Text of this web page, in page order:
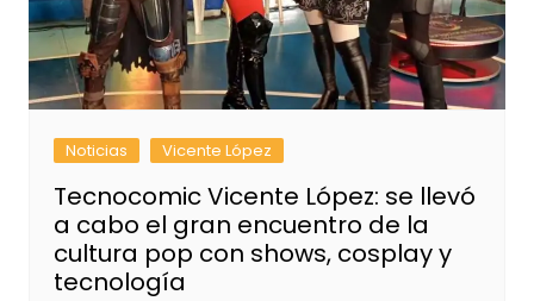
Noticias Vicente López
Tecnocomic Vicente López: se llevó
a cabo el gran encuentro de la
cultura pop con shows, cosplay y
tecnología